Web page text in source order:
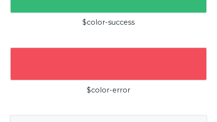
$color-success
$color-error